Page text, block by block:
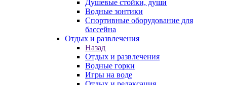
Душевые стойки, души
Водные зонтики
Спортивные оборудование для
бассейна
Отдых и развлечения
Назад
Отдых и развлечения
Водные горки
Игры на воде